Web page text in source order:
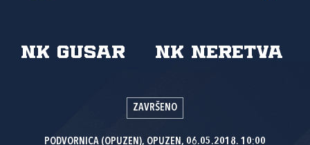
NK Gusar NK Neretva
ZAVRŠENO
PODVORNICA (OPUZEN), OPUZEN, 06.05.2018. 10:00